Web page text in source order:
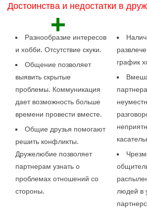
Достоинства и недостатки в
+
Разнообразие интересов
и хобби. Отсутствие скуки.
Общение позволяет
выявить скрытые
проблемы. Коммуникация
дает возможность больше
времени провести вместе.
Общие друзья помогают
решить конфликты.
Дружелюбие позволяет
партнерам узнать о
проблемах отношений со
стороны.
график
людей в